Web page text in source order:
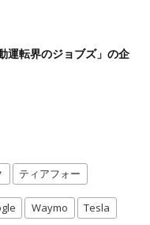
運転界のジョブズ」の企
ティアフォー
Waymo Tesla